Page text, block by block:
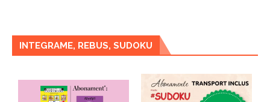
INTEGRAME, REBUS, SUDOKU